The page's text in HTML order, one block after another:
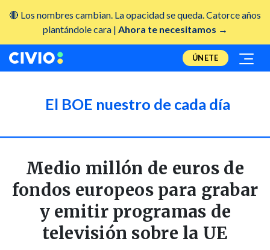
🔴 Los nombres cambian. La opacidad se queda. Catorce años
plantándole cara | Ahora te necesitamos →
ÚNETE
El BOE nuestro de cada día
Medio millón de euros de
fondos europeos para grabar
y emitir programas de
televisión sobre la UE